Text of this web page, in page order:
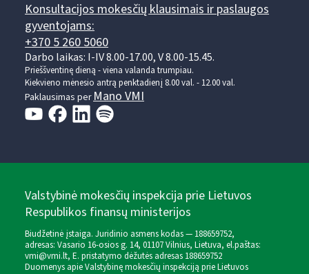
Konsultacijos mokesčių klausimais ir paslaugos
gyventojams:
+370 5 260 5060
Darbo laikas: I-IV 8.00-17.00, V 8.00-15.45.
Prieššventinę dieną - viena valanda trumpiau.
Kiekvieno mėnesio antrą penktadienį 8.00 val. - 12.00 val.
Paklausimas perMano VMI
Valstybinė mokesčių inspekcija prie Lietuvos
Respublikos finansų ministerijos
Biudžetinė įstaiga. Juridinio asmens kodas — 188659752,
adresas: Vasario 16-osios g. 14, 01107 Vilnius, Lietuva, el.paštas:
vmi@vmi.lt, E. pristatymo dėžutės adresas 188659752
Duomenys apie Valstybinę mokesčių inspekciją prie Lietuvos